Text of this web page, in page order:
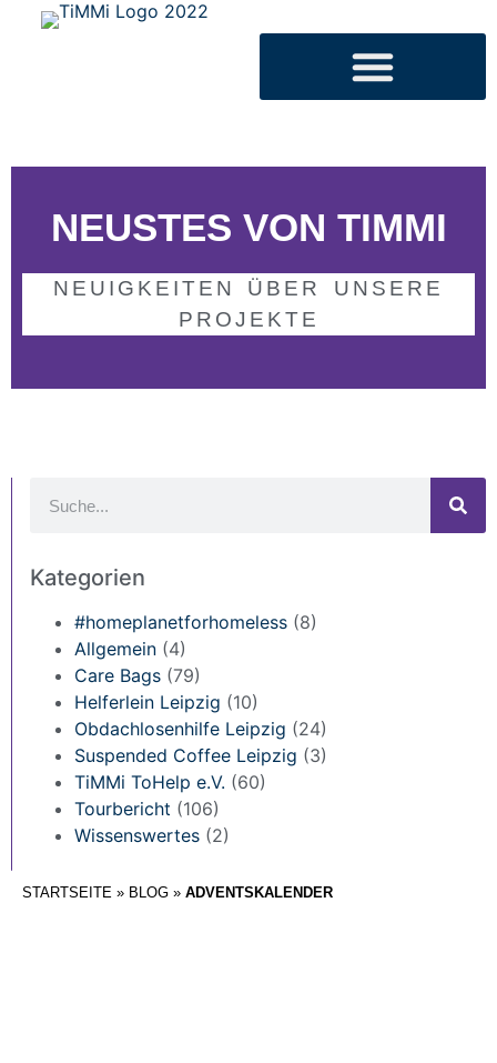
NEUSTES VON TIMMI
NEUIGKEITEN ÜBER UNSERE
PROJEKTE
STARTSEITE » BLOG » ADVENTSKALENDER
Kategorien
#homeplanetforhomeless (8)
Allgemein (4)
Care Bags (79)
Helferlein Leipzig (10)
Obdachlosenhilfe Leipzig (24)
Suspended Coffee Leipzig (3)
TiMMi ToHelp e.V. (60)
Tourbericht (106)
Wissenswertes (2)